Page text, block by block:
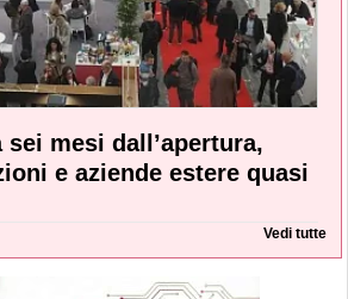
sei mesi dall’apertura,
e aziende estere quasi
Vedi tutte